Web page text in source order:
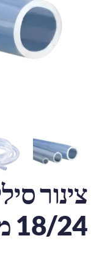
צינור
18/24 מ"מ – 1 מטר